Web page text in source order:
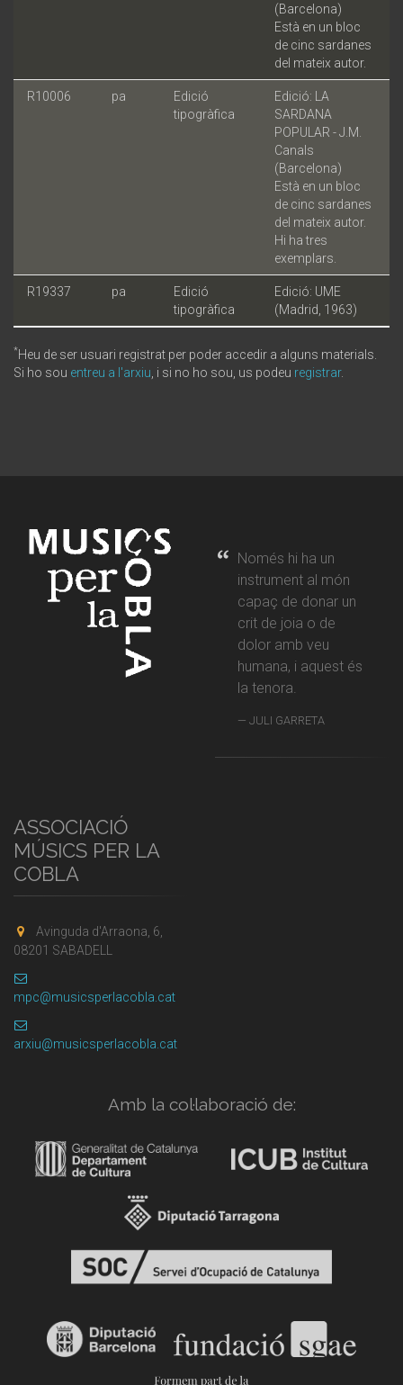
(Barcelona)
Està en un bloc
de cinc sardanes
del mateix autor.
R10006 pa
Edició
tipogràfica
Edició: LA
SARDANA
POPULAR - J.M.
Canals
(Barcelona)
Està en un bloc
de cinc sardanes
del mateix autor.
Hi ha tres
exemplars.
R19337 pa
Edició
tipogràfica
Edició: UME
(Madrid, 1963)
*Heu de ser usuari registrat per poder accedir a alguns materials.
Si ho sou entreu a l'arxiu , i si no ho sou, us podeu registrar.
Només hi ha un
instrument al món
capaç de donar un
crit de joia o de
dolor amb veu
humana, i aquest és
la tenora.
JULI GARRETA
ASSOCIACIÓ
MÚSICS PER LA
COBLA
Avinguda d'Arraona, 6,
08201 SABADELL
mpc@musicsperlacobla.cat
arxiu@musicsperlacobla.cat
Amb la col·laboració de: